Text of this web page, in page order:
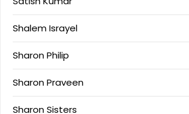
Shalem Israyel
Sharon Philip
Sharon Praveen
Sharon Sisters